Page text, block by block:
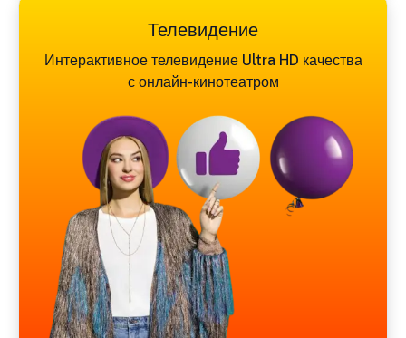
Телевидение
Интерактивное телевидение Ultra HD качества
с онлайн-кинотеатром